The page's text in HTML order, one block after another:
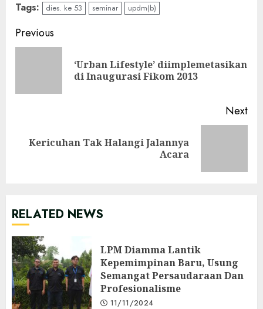
Tags: dies. ke 53 seminar updm(b)
Continue
Reading
Previous
‘Urban Lifestyle’ diimplemetasikan
di Inaugurasi Fikom 2013
Next
Next
Kericuhan Tak Halangi Jalannya
Acara
RELATED NEWS
LPM Diamma Lantik
Kepemimpinan Baru, Usung
Semangat Persaudaraan Dan
Profesionalisme
11/11/2024